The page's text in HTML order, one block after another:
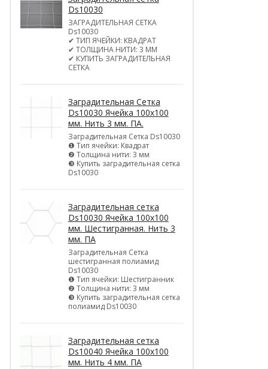
Ds10030
ЗАГРАДИТЕЛЬНАЯ СЕТКА
Ds10030
✔ ТИП ЯЧЕЙКИ: КВАДРАТ
✔ ТОЛЩИНА НИТИ: 3 ММ
✔ КУПИТЬ ЗАГРАДИТЕЛЬНАЯ
СЕТКА
Заградительная Сетка
Ds10030 Ячейка 100х100
мм. Нить 3 мм. ПА.
Заградительная Сетка Ds10030
❶ Тип ячейки: Квадрат
❷ Толщина нити: 3 мм
❸ Купить заградительная сетка
Ds10030
Заградительная сетка
Ds10030 Ячейка 100х100
мм. Шестигранная. Нить 3
мм. ПА
Заградительная Сетка
шестигранная полиамид
Ds10030
❶ Тип ячейки: Шестигранник
❷ Толщина нити: 3 мм
❸ Купить заградительная сетка
полиамид Ds10030
Заградительная сетка
Ds10040 Ячейка 100х100
мм. Нить 4 мм. ПА